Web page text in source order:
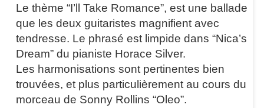
Le thème “I’ll Take Romance”, est une ballade
que les deux guitaristes magnifient avec
tendresse. Le phrasé est limpide dans “Nica’s
Dream” du pianiste Horace Silver.
Les harmonisations sont pertinentes bien
trouvées, et plus particulièrement au cours du
morceau de Sonny Rollins “Oleo”.